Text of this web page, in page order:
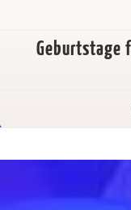
Geburtstage